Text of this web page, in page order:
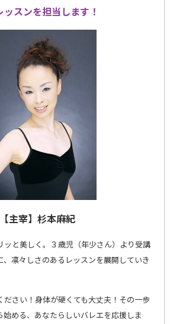
ッスンを担当します！
【主宰】杉本麻紀
ッと美しく。３歳児（年少さん）より受講
、凛々しさのあるレッスンを展開していき
ださい！身体が硬くても大丈夫！その一歩
始める、あなたらしいバレエを応援しま